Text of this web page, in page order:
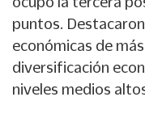
puntos.
económicas de
diversificación
niveles medios